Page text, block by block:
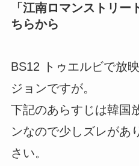
「 江南ロマンストリー
ちらから
BS12 トゥエルビで放
ジョンですが。
下記のあらすじは韓国
ンなので少しズレがあ
さい。